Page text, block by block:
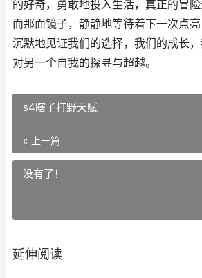
的好奇，勇敢地投入生活，真正的冒险
而那面镜子，静静地等待着下一次点亮
沉默地见证我们的选择，我们的成长，
对另一个自我的探寻与超越。
s4瞎子打野天赋
« 上一篇
没有了！
延伸阅读